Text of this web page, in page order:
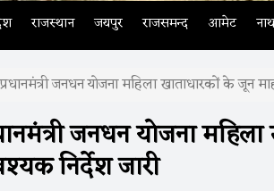
राजस्थान जयपुर राजसमन्द आमेट
प्रधानमंत्री जनधन योजना महिला खाताधारकों के
जनधन योजना
निर्देश जारी